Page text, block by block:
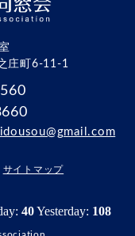
庄町6-11-1
サイトマップ